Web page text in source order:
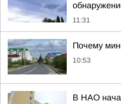
11:31
Почему
10:53
В НАО